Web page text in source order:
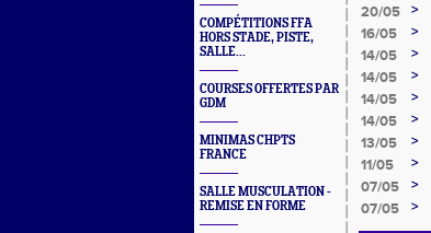
COMPÉTITIONS FFA
HORS STADE, PISTE,
SALLE...
COURSES OFFERTES PAR
GDM
MINIMAS CHPTS
FRANCE
SALLE MUSCULATION -
REMISE EN FORME
20/05
>
16/05
>
14/05
>
14/05
>
14/05
>
14/05 >
13/05
>
11/05
>
07/05
>
07/05
>